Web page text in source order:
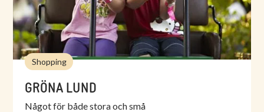
Shopping
GRÖNA LUND
Något för både stora och små